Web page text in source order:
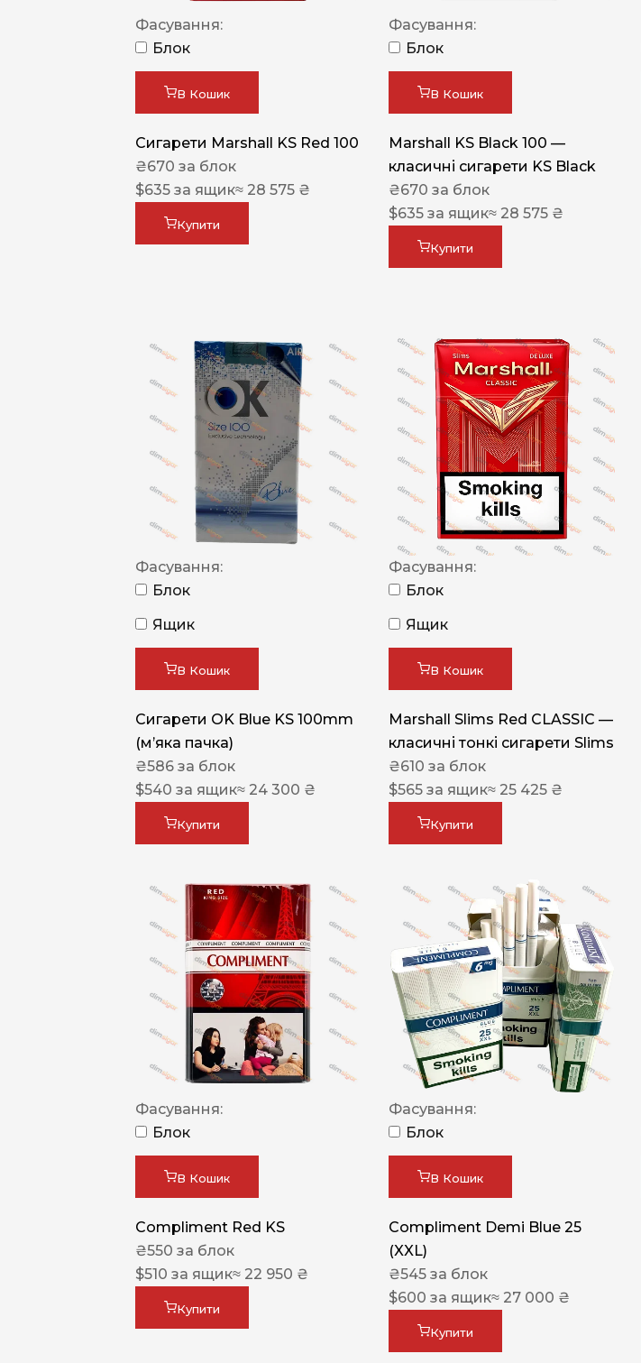
Leana
ASTRU
De Santis
MONUS
NERO
NERO
Гуцульскі
Italian Blend 821
OSCAR
Cigaronne
Фасування:
Блок
В Кошик
Сигарети Marshall KS Red 100
₴670 за блок
$635 за ящик≈ 28 575 ₴
Купити
Фасування:
Блок
В Кошик
Marshall KS Black 100 —
класичні сигарети KS Black
₴670 за блок
$635 за ящик≈ 28 575 ₴
Купити
Фасування:
Блок
Ящик
В Кошик
Сигарети OK Blue KS 100mm
(м’яка пачка)
₴586 за блок
$540 за ящик≈ 24 300 ₴
Купити
Фасування:
Блок
Ящик
В Кошик
Marshall Slims Red CLASSIC —
класичні тонкі сигарети Slims
₴610 за блок
$565 за ящик≈ 25 425 ₴
Купити
Фасування:
Блок
В Кошик
Compliment Red KS
₴550 за блок
$510 за ящик≈ 22 950 ₴
Купити
Фасування:
Блок
В Кошик
Compliment Demi Blue 25
(XXL)
₴545 за блок
$600 за ящик≈ 27 000 ₴
Купити